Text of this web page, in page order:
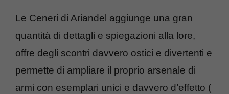
Le Ceneri di Ariandel aggiunge una gran
quantità di dettagli e spiegazioni alla lore,
offre degli scontri davvero ostici e divertenti e
permette di ampliare il proprio arsenale di
armi con esemplari unici e davvero d’effetto (